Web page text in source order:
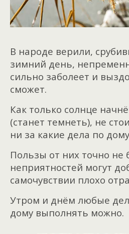
В народе верили,
зимний день,
сильно заболеет и
сможет.
Как только солнце
(станет темнеть), не
ни за какие дела по
Пользы от них точно не
неприятностей могут
самочувствии плохо
Утром и днём любые
дому выполнять можно.